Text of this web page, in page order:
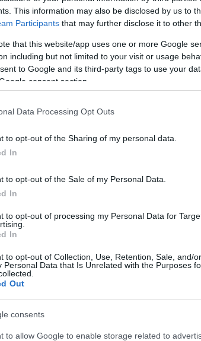
This information may also be disclosed by us to
Participants that may further disclose it to other
that this website/app uses one or more Google
including but not limited to your visit or usage
to Google and its third-party tags to use your
consent section.
Data Processing Opt Outs
to opt-out of the Sharing of my personal data.
In
to opt-out of the Sale of my Personal Data.
In
to opt-out of processing my Personal Data for
In
to opt-out of Collection, Use, Retention, Sale, and/
Personal Data that Is Unrelated with the Purposes
Out
consents
to allow Google to enable storage related to